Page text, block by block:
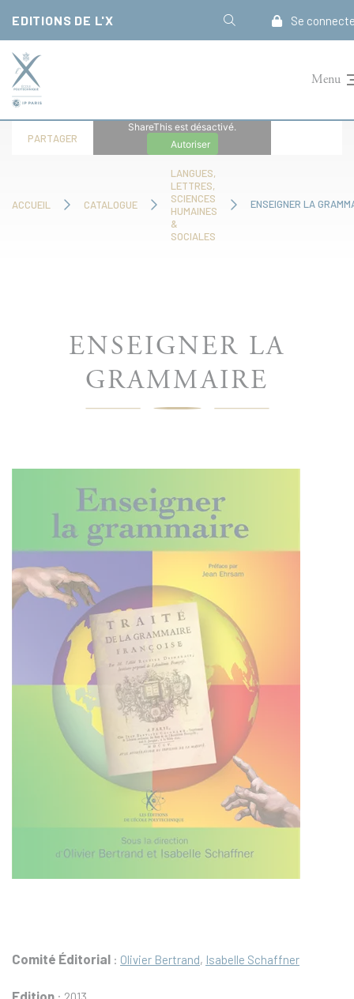
EDITIONS DE L'X Se
Menu
ACCUEIL CATALOGUE
LANGUES,
LETTRES,
SCIENCES
HUMAINES
&
SOCIALES
ENSEIGNER LA
PARTAGER
ShareThis est désactivé.
Autoriser
ENSEIGNER LA
GRAMMAIRE
Comité Éditorial : Olivier Bertrand, Isabelle Schaffner
Edition